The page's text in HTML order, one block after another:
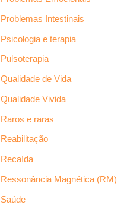
Problemas Intestinais
Psicologia e terapia
Pulsoterapia
Qualidade de Vida
Qualidade Vivida
Raros e raras
Reabilitação
Recaída
Ressonância Magnética (RM)
Saúde